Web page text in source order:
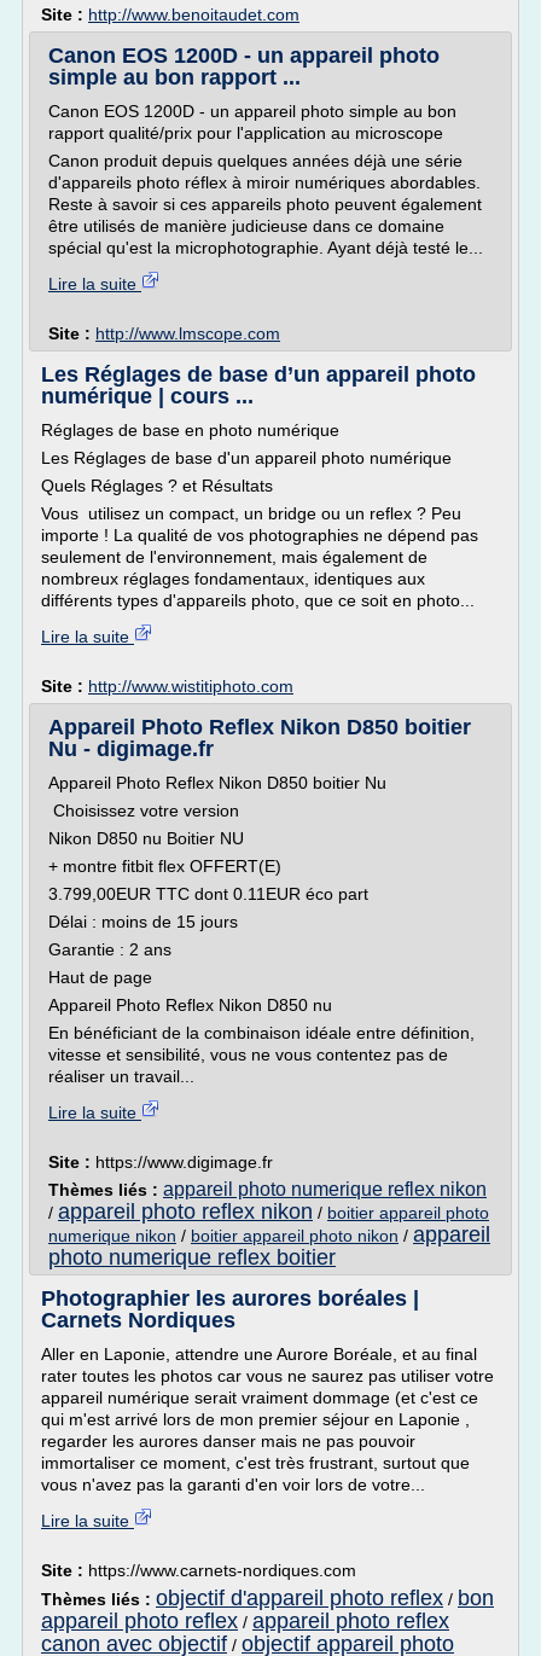
Site : http://www.benoitaudet.com
Canon EOS 1200D - un appareil photo
simple au bon rapport ...
Canon EOS 1200D - un appareil photo simple au bon
rapport qualité/prix pour l'application au microscope
Canon produit depuis quelques années déjà une série
d'appareils photo réflex à miroir numériques abordables.
Reste à savoir si ces appareils photo peuvent également
être utilisés de manière judicieuse dans ce domaine
spécial qu'est la microphotographie. Ayant déjà testé le...
Lire la suite
Site : http://www.lmscope.com
Les Réglages de base d’un appareil photo
numérique | cours ...
Réglages de base en photo numérique
Les Réglages de base d'un appareil photo numérique
Quels Réglages ? et Résultats
Vous utilisez un compact, un bridge ou un reflex ? Peu
importe ! La qualité de vos photographies ne dépend pas
seulement de l'environnement, mais également de
nombreux réglages fondamentaux, identiques aux
différents types d'appareils photo, que ce soit en photo...
Lire la suite
Site : http://www.wistitiphoto.com
Appareil Photo Reflex Nikon D850 boitier
Nu - digimage.fr
Appareil Photo Reflex Nikon D850 boitier Nu
Choisissez votre version
Nikon D850 nu Boitier NU
+ montre fitbit flex OFFERT(E)
3.799,00EUR TTC dont 0.11EUR éco part
Délai : moins de 15 jours
Garantie : 2 ans
Haut de page
Appareil Photo Reflex Nikon D850 nu
En bénéficiant de la combinaison idéale entre définition,
vitesse et sensibilité, vous ne vous contentez pas de
réaliser un travail...
Lire la suite
Site : https://www.digimage.fr
Thèmes liés : appareil photo numerique reflex nikon
/ appareil photo reflex nikon / boitier appareil photo
numerique nikon / boitier appareil photo nikon / appareil
photo numerique reflex boitier
Photographier les aurores boréales |
Carnets Nordiques
Aller en Laponie, attendre une Aurore Boréale, et au final
rater toutes les photos car vous ne saurez pas utiliser votre
appareil numérique serait vraiment dommage (et c'est ce
qui m'est arrivé lors de mon premier séjour en Laponie ,
regarder les aurores danser mais ne pas pouvoir
immortaliser ce moment, c'est très frustrant, surtout que
vous n'avez pas la garanti d'en voir lors de votre...
Lire la suite
Site : https://www.carnets-nordiques.com
Thèmes liés : objectif d'appareil photo reflex / bon
appareil photo reflex / appareil photo reflex
canon avec objectif / objectif appareil photo